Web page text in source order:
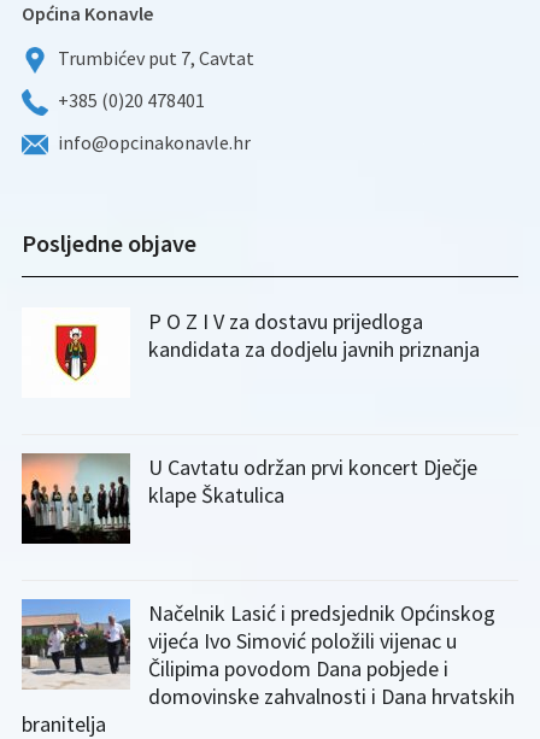
Općina Konavle
Trumbićev put 7, Cavtat
+385 (0)20 478401
info@opcinakonavle.hr
Posljedne objave
P O Z I V za dostavu prijedloga
kandidata za dodjelu javnih priznanja
U Cavtatu održan prvi koncert Dječje
klape Škatulica
Načelnik Lasić i predsjednik Općinskog
vijeća Ivo Simović položili vijenac u
Čilipima povodom Dana pobjede i
domovinske zahvalnosti i Dana hrvatskih
branitelja